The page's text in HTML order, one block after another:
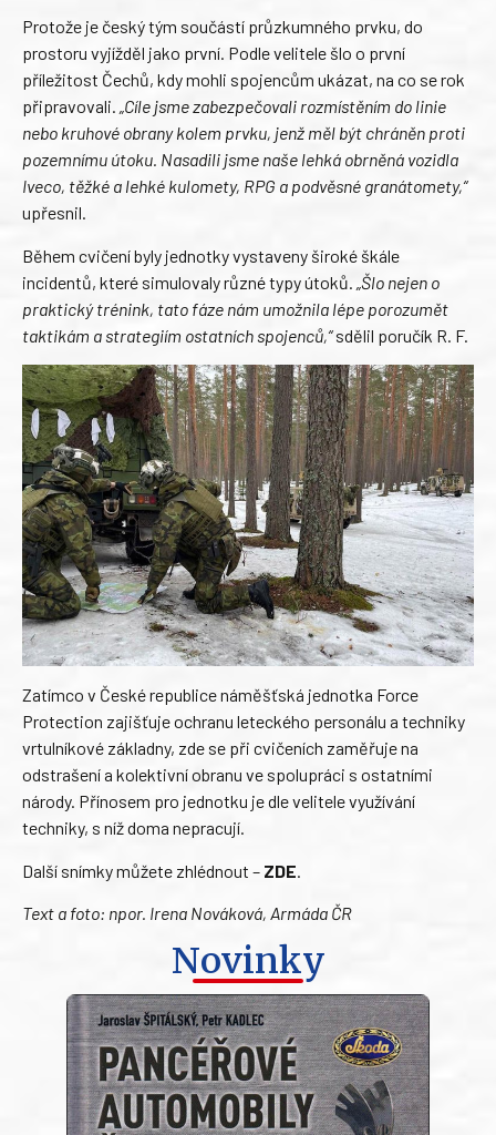
Protože je český tým součástí průzkumného prvku, do
prostoru vyjížděl jako první. Podle velitele šlo o první
příležitost Čechů, kdy mohli spojencům ukázat, na co se rok
připravovali. „Cíle jsme zabezpečovali rozmístěním do linie
nebo kruhové obrany kolem prvku, jenž měl být chráněn proti
pozemnímu útoku. Nasadili jsme naše lehká obrněná vozidla
Iveco, těžké a lehké kulomety, RPG a podvěsné granátomety,“
upřesnil.
Během cvičení byly jednotky vystaveny široké škále
incidentů, které simulovaly různé typy útoků.
„Šlo nejen o
praktický trénink, tato fáze nám umožnila lépe porozumět
taktikám a strategiím ostatních spojenců,“sdělil poručík R. F.
Zatímco v České republice náměšťská jednotka Force
Protection zajišťuje ochranu leteckého personálu a techniky
vrtulníkové základny, zde se při cvičeních zaměřuje na
odstrašení a kolektivní obranu ve spolupráci s ostatními
národy. Přínosem pro jednotku je dle velitele využívání
techniky, s níž doma nepracují.
Další snímky můžete zhlédnout – ZDE
Text a foto: npor. Irena Nováková, Armáda ČR
Novinky